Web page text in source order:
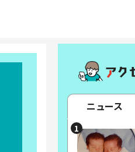
ニュース